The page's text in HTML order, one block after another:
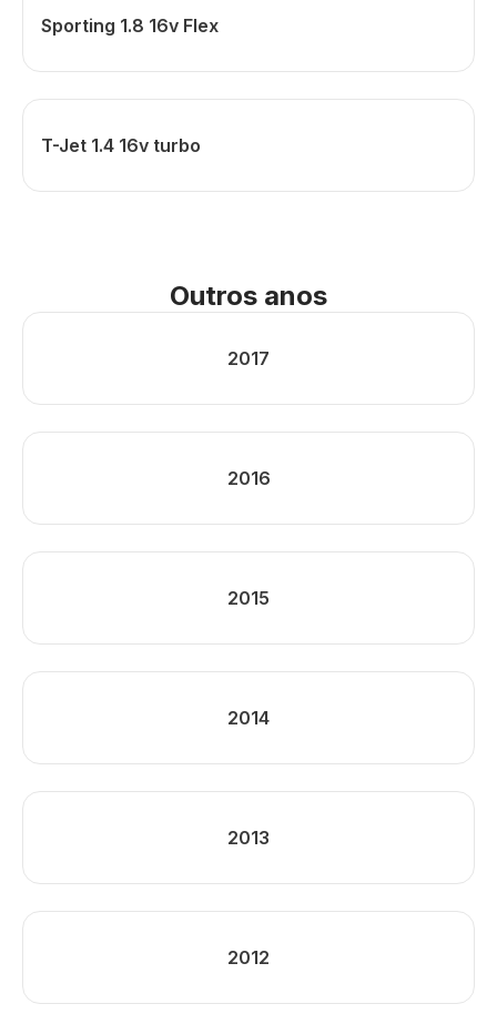
Sporting 1.8 16v Flex
T-Jet 1.4 16v turbo
Outros anos
2017
2016
2015
2014
2013
2012